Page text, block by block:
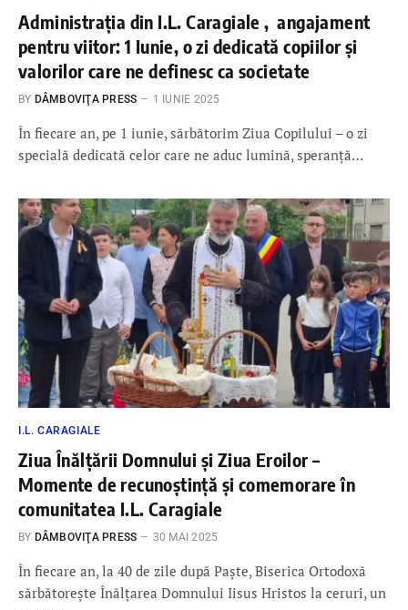
Administrația din I.L. Caragiale , angajament
pentru viitor: 1 Iunie, o zi dedicată copiilor și
valorilor care ne definesc ca societate
BY DÂMBOVIŢA PRESS 1 IUNIE 2025
În fiecare an, pe 1 iunie, sărbătorim Ziua Copilului – o zi
specială dedicată celor care ne aduc lumină, speranță…
I.L. CARAGIALE
Ziua Înălțării Domnului și Ziua Eroilor –
Momente de recunoștință și comemorare în
comunitatea I.L. Caragiale
BY DÂMBOVIŢA PRESS 30 MAI 2025
În fiecare an, la 40 de zile după Paște, Biserica Ortodoxă
sărbătorește Înălțarea Domnului Iisus Hristos la ceruri, un